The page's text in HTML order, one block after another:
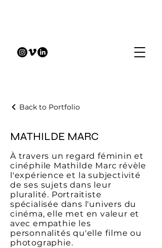
Back to Portfolio
MATHILDE MARC
À travers un regard féminin et
cinéphile Mathilde Marc révèle
l'expérience et la subjectivité
de ses sujets dans leur
pluralité. Portraitiste
spécialisée dans l'univers du
cinéma, elle met en valeur et
avec empathie les
personnalités qu'elle filme ou
photographie.